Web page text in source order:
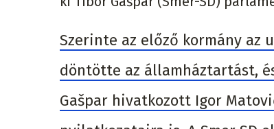
Szerinte az előző kormány az
döntötte az államháztartást,
Gašpar hivatkozott Igor